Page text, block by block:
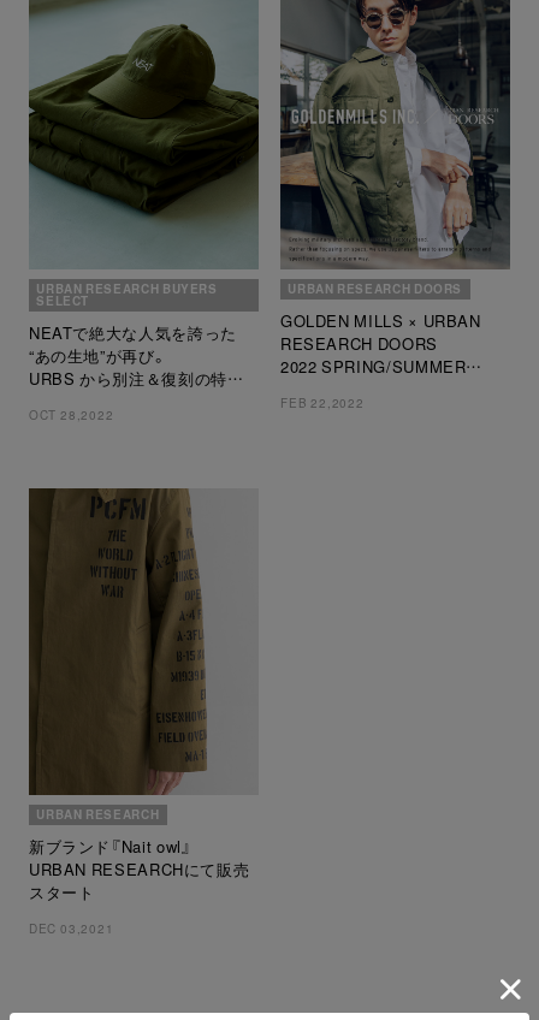
URBAN RESEARCH BUYERS
SELECT
NEATで絶大な人気を誇った
“あの生地”が再び。
URBS から別注＆復刻の特別
OCT 28,2022
URBAN RESEARCH DOORS
GOLDEN MILLS × URBAN
RESEARCH DOORS
2022 SPRING/SUMMER
collection
FEB 22,2022
URBAN RESEARCH
新ブランド『Nait owl』
URBAN RESEARCHにて販売
スタート
DEC 03,2021